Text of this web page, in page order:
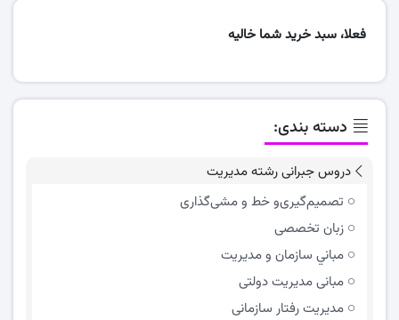
فعلا، سبد خرید شما خالیه
دسته بندی:
دروس جبرانی رشته مدیریت
تصمیم‌گیری‌و خط و مشی‌گذاری
زبان تخصصی
مباني سازمان و مديريت
مبانی مدیریت دولتی
مدیریت رفتار سازمانی